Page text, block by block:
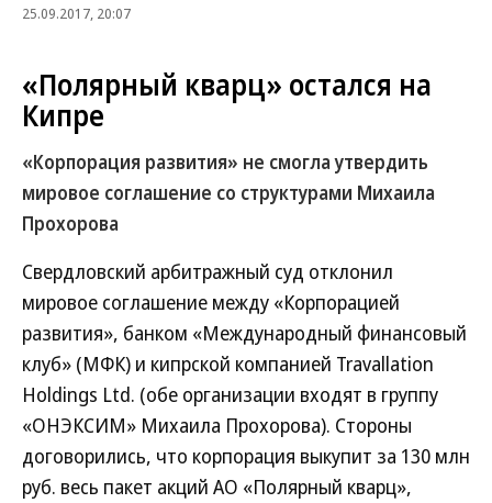
25.09.2017, 20:07
«Полярный кварц» остался на
Кипре
«Корпорация развития» не смогла утвердить
мировое соглашение со структурами Михаила
Прохорова
Свердловский арбитражный суд отклонил
мировое соглашение между «Корпорацией
развития», банком «Международный финансовый
клуб» (МФК) и кипрской компанией Travallation
Holdings Ltd. (обе организации входят в группу
«ОНЭКСИМ» Михаила Прохорова). Стороны
договорились, что корпорация выкупит за 130 млн
руб. весь пакет акций АО «Полярный кварц»,